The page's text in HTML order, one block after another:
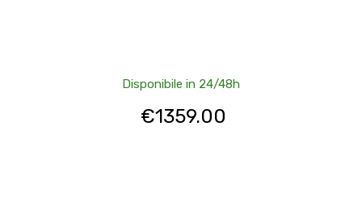
Disponibile in 24/48h
€1359.00